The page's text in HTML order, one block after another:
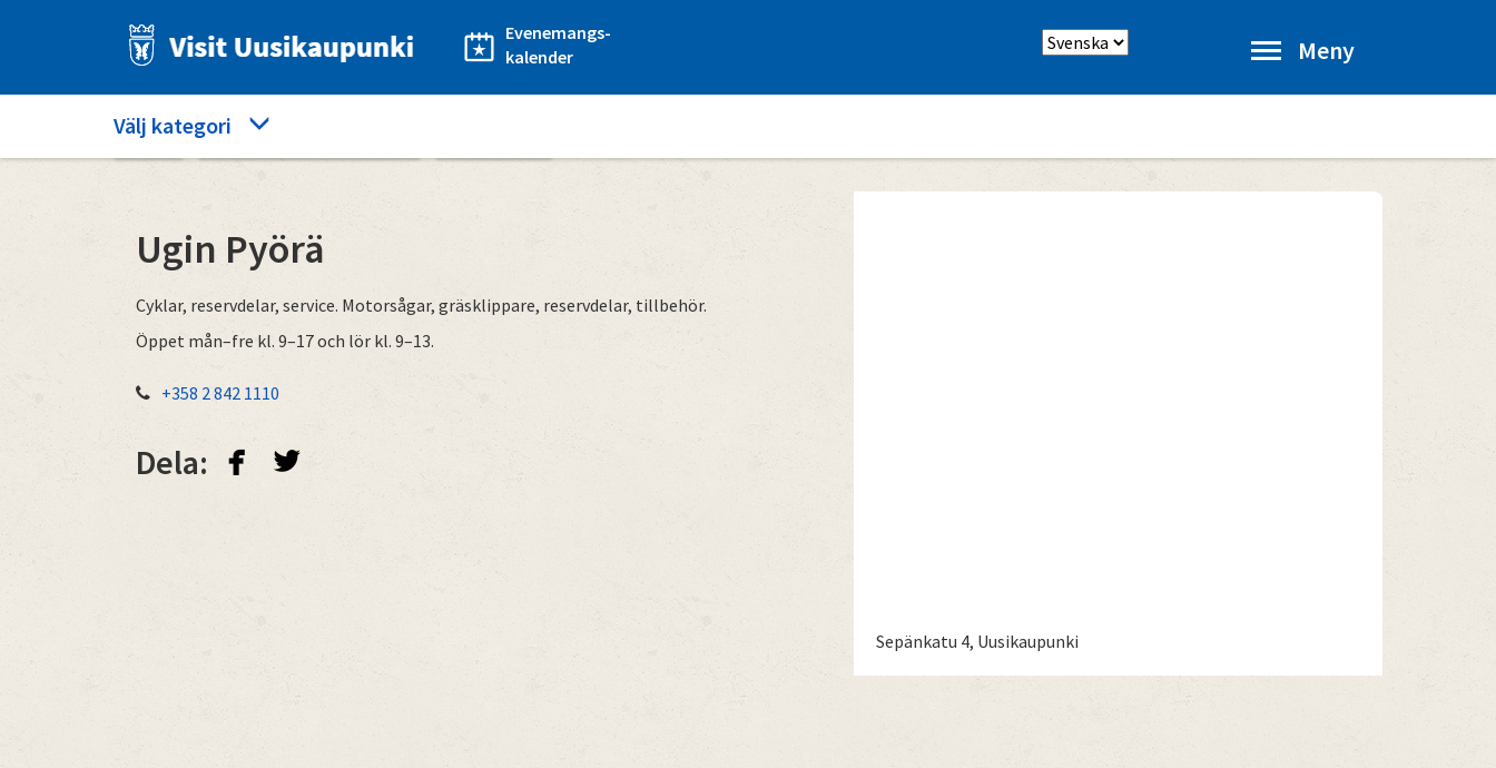
Evenemangs-
kalender
Välj
Meny
Category
menu
Välj kategori
Hem Besök butikerna i Nystad
Ugin Pyörä
Cyklar, reservdelar, service. Motorsågar, gräsklippare, reservdelar, tillbehör.
Öppet mån–fre kl. 9–17 och lör kl. 9–13.
+358 2 842 1110
Dela: facebook twitterbird
Sepänkatu 4, Uusikaupunki